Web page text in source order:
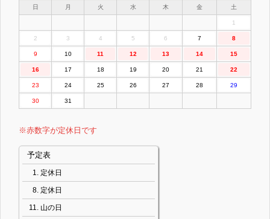
日 月 火 水 木 金 土
1
2 3 4 5 6 7 8
9 10 11 12 13 14 15
16 17 18 19 20 21 22
23 24 25 26 27 28 29
30 31
※赤数字が定休日です
予定表
定休日
定休日
山の日